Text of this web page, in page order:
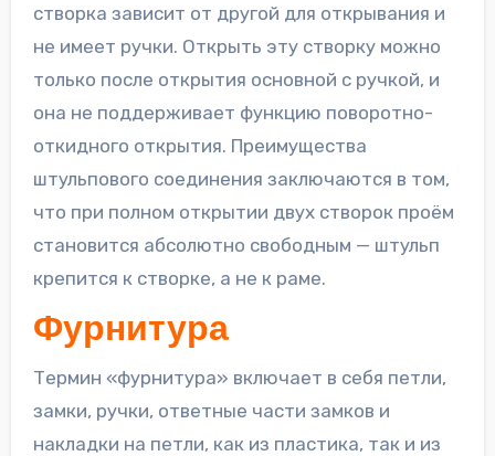
створка зависит от другой для открывания и
не имеет ручки. Открыть эту створку можно
только после открытия основной с ручкой, и
она не поддерживает функцию поворотно-
откидного открытия. Преимущества
штульпового соединения заключаются в том,
что при полном открытии двух створок проём
становится абсолютно свободным — штульп
крепится к створке, а не к раме.
Фурнитура
Термин «фурнитура» включает в себя петли,
замки, ручки, ответные части замков и
накладки на петли, как из пластика, так и из